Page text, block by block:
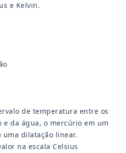
e Kelvin.
de temperatura entre os
e da água, o mercúrio em um
dilatação linear.
na escala Celsius